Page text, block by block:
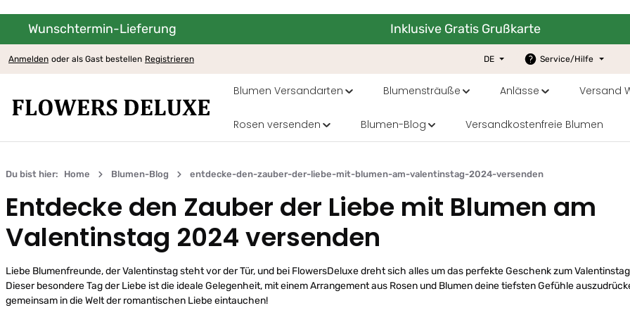
Hauptinhalt springen
Zur Hauptnavigation springen
Wunschtermin-Lieferung Inklusive Gratis Grußkarte
Anmelden oder als Gast bestellen Registrieren DE Service/Hilfe
Blumen Versandarten Blumensträuße Anlässe Versand
Rosen versenden Blumen-Blog Versandkostenfreie Blumen
Du bist hier: Home Blumen-Blog entdecke-den-zauber-der-liebe-mit-blumen-am-valentinstag-2024-versenden
Entdecke den Zauber der Liebe mit Blumen am
Valentinstag 2024 versenden
Liebe Blumenfreunde, der Valentinstag steht vor der Tür, und bei FlowersDeluxe dreht sich alles um das perfekte Geschenk zum
Dieser besondere Tag der Liebe ist die ideale Gelegenheit, mit einem Arrangement aus Rosen und Blumen deine tiefsten Gefühle
gemeinsam in die Welt der romantischen Liebe eintauchen!